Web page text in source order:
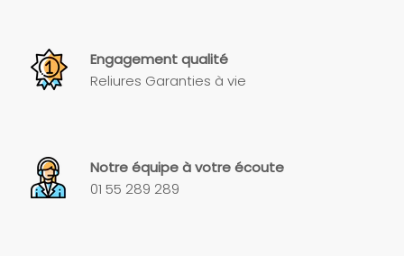
Engagement qualité
Reliures Garanties à vie
Notre équipe à votre écoute
01 55 289 289